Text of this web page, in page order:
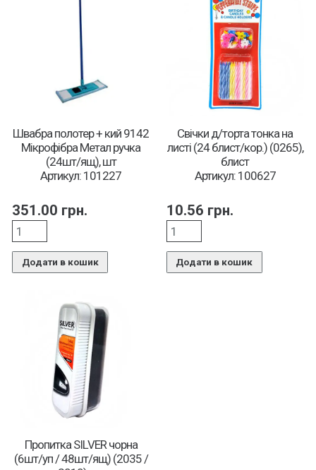
Швабра полотер + кий 9142
Мікрофібра Метал ручка
(24шт/ящ), шт
Артикул: 101227
351.00 грн.
Додати в кошик
Свічки д/торта тонка на
листі (24 блист/кор.) (0265),
блист
Артикул: 100627
10.56 грн.
Додати в кошик
Пропитка SILVER чорна
(6шт/уп / 48шт/ящ) (2035 /